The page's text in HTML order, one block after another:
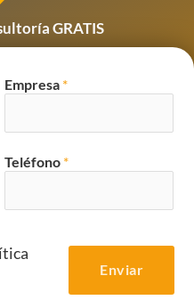
GRATIS
Empresa *
Teléfono *
Enviar